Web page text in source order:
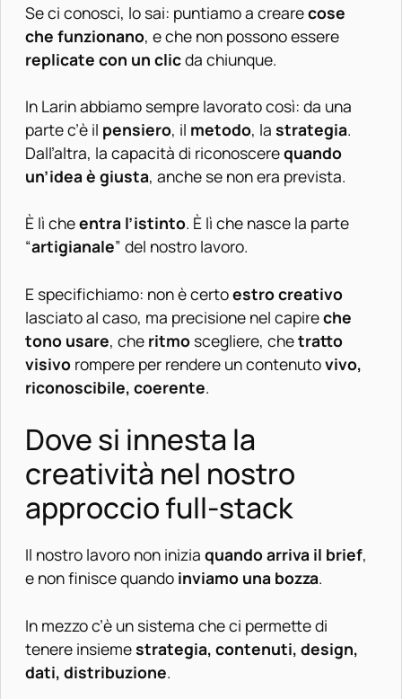
Se ci conosci, lo sai: puntiamo a crearecose
che funzionano, e che non possono essere
replicate con un clicda chiunque.
In Larin abbiamo sempre lavorato così: da una
parte c’è il pensiero, il metodo, la strategia.
Dall’altra, la capacità di riconoscerequando
un’idea è giusta, anche se non era prevista.
È lì cheentra l’istinto. È lì che nasce la parte
“artigianale” del nostro lavoro.
E specifichiamo: non è certoestro creativo
lasciato al caso, ma precisione nel capireche
tono usare, che ritmoscegliere, chetratto
visivorompere per rendere un contenutovivo,
riconoscibile, coerente.
Dove si innesta la
creatività nel nostro
approccio full-stack
Il nostro lavoro non inizia quando arriva il brief,
e non finisce quandoinviamo una bozza.
In mezzo c’è un sistema che ci permette di
tenere insiemestrategia, contenuti, design,
dati, distribuzione.